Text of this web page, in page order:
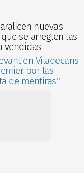
nuevas
se arreglen las
vendidas
en Viladecans
por las
de mentiras"